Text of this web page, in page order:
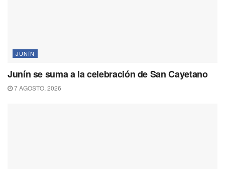
JUNÍN
Junín se suma a la celebración de San Cayetano
7 AGOSTO, 2026